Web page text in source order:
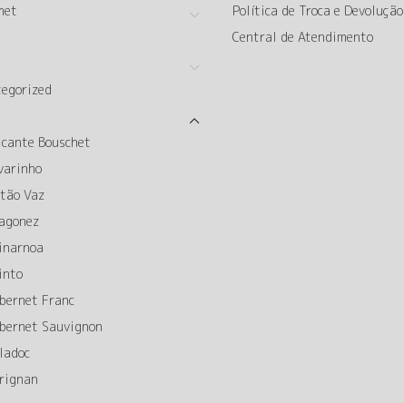
Bouschet
Vaz
Franc
Sauvignon
Política de Troca e Devolução
Central de Atendimento